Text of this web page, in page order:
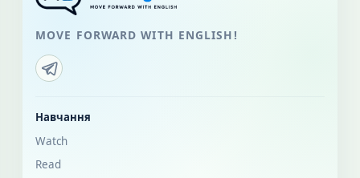
MOVE FORWARD WITH ENGLISH!
Навчання
Watch
Read